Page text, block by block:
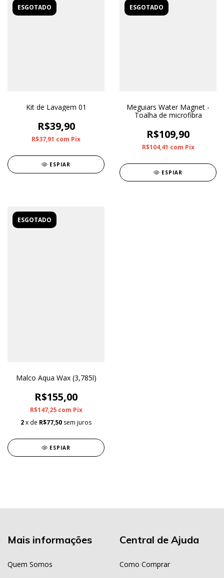
ESGOTADO
Kit de Lavagem 01
R$39,90
R$37,91 com Pix
ESPIAR
ESGOTADO
Meguiars Water Magnet -
Toalha de microfibra
R$109,90
R$104,41 com Pix
ESPIAR
ESGOTADO
Malco Aqua Wax (3,785l)
R$155,00
R$147,25 com Pix
2x de R$77,50 sem juros
ESPIAR
Mais informações
Quem Somos
Central de Ajuda
Como Comprar